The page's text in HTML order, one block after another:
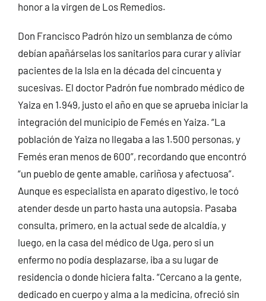
honor a la virgen de Los Remedios.
Don Francisco Padrón hizo un semblanza de cómo
debían apañárselas los sanitarios para curar y aliviar
pacientes de la Isla en la década del cincuenta y
sucesivas. El doctor Padrón fue nombrado médico de
Yaiza en 1.949, justo el año en que se aprueba iniciar la
integración del municipio de Femés en Yaiza. “La
población de Yaiza no llegaba a las 1.500 personas, y
Femés eran menos de 600”, recordando que encontró
“un pueblo de gente amable, cariñosa y afectuosa”.
Aunque es especialista en aparato digestivo, le tocó
atender desde un parto hasta una autopsia. Pasaba
consulta, primero, en la actual sede de alcaldía, y
luego, en la casa del médico de Uga, pero si un
enfermo no podía desplazarse, iba a su lugar de
residencia o donde hiciera falta. “Cercano a la gente,
dedicado en cuerpo y alma a la medicina, ofreció sin